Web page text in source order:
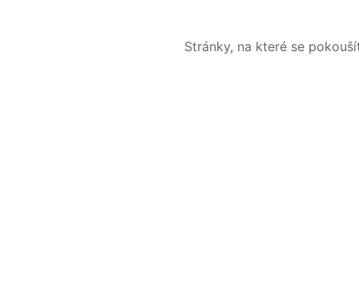
Stránky, na které se